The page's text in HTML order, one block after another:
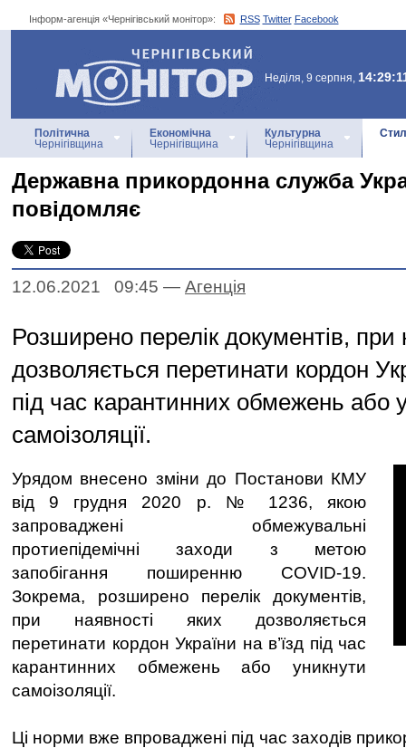
Інформ-агенція «Чернігівський монітор»: RSS Twitter Facebook
Інформ-агенція
«Чернігівський монітор»
Неділя, 9 серпня,
Політична
Чернігівщина
Економічна
Чернігівщина
Культурна
Чернігівщина
Державна прикордонна служба
повідомляє
12.06.2021 09:45 — Агенцiя
Розширено перелік документів, при
дозволяється перетинати кордон
під час карантинних обмежень або
самоізоляції.
Урядом внесено зміни до Постанови КМУ
від 9 грудня 2020 р. № 1236, якою
запроваджені обмежувальні
протиепідемічні заходи з метою
запобігання поширенню COVID-19.
Зокрема, розширено перелік документів,
при наявності яких дозволяється
перетинати кордон України на в’їзд під час
карантинних обмежень або уникнути
самоізоляції.
Ці норми вже впроваджені під час заходів